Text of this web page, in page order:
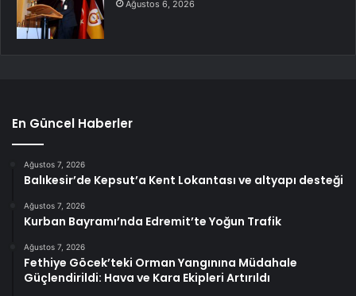
Ağustos 6, 2026
En Güncel Haberler
Ağustos 7, 2026
Balıkesir’de Kepsut’a Kent Lokantası ve altyapı desteği
Ağustos 7, 2026
Kurban Bayramı’nda Edremit’te Yoğun Trafik
Ağustos 7, 2026
Fethiye Göcek’teki Orman Yangınına Müdahale
Güçlendirildi: Hava ve Kara Ekipleri Artırıldı